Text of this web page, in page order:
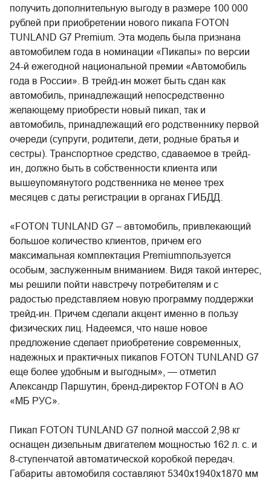
получить дополнительную выгоду в размере 100 000
рублей при приобретении нового пикапа FOTON
TUNLAND G7 Premium. Эта модель была признана
автомобилем года в номинации «Пикапы» по версии
24-й ежегодной национальной премии «Автомобиль
года в России». В трейд-ин может быть сдан как
автомобиль, принадлежащий непосредственно
желающему приобрести новый пикап, так и
автомобиль, принадлежащий его родственнику первой
очереди (супруги, родители, дети, родные братья и
сестры). Транспортное средство, сдаваемое в трейд-
ин, должно быть в собственности клиента или
вышеупомянутого родственника не менее трех
месяцев с даты регистрации в органах ГИБДД.
«FOTON TUNLAND G7 – автомобиль, привлекающий
большое количество клиентов, причем его
максимальная комплектация Premiumпользуется
особым, заслуженным вниманием. Видя такой интерес,
мы решили пойти навстречу потребителям и с
радостью представляем новую программу поддержки
трейд-ин. Причем сделали акцент именно в пользу
физических лиц. Надеемся, что наше новое
предложение сделает приобретение современных,
надежных и практичных пикапов FOTON TUNLAND G7
еще более удобным и выгодным», — отметил
Александр Паршутин, бренд-директор FOTON в АО
«МБ РУС».
Пикап FOTON TUNLAND G7 полной массой 2,98 кг
оснащен дизельным двигателем мощностью 162 л. с. и
8-ступенчатой автоматической коробкой передач.
Габариты автомобиля составляют 5340х1940х1870 мм